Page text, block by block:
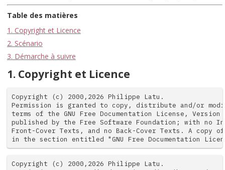
Table des matières
1. Copyright et Licence
2. Scénario
3. Démarche à suivre
1. Copyright et Licence
Copyright (c) 2000,2026 Philippe Latu.
Permission is granted to copy, distribute and/or
terms of the GNU Free Documentation License,
published by the Free Software Foundation; with no
Front-Cover Texts, and no Back-Cover Texts. A copy
in the section entitled "GNU Free Documentation
Copyright (c) 2000,2026 Philippe Latu.